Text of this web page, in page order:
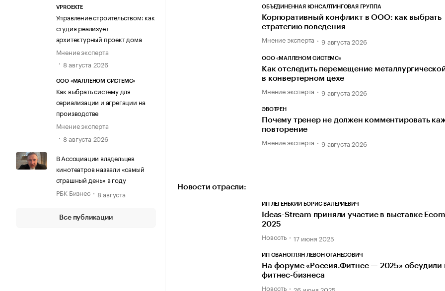
VPROEKTE
Управление строительством: как
студия реализует
архитектурный проект дома
Мнение эксперта
8 августа 2026
ООО «МАЛЛЕНОМ СИСТЕМС»
Как выбрать систему для
сериализации и агрегации на
производстве
Мнение эксперта
8 августа 2026
В Ассоциации владельцев
кинотеатров назвали «самый
страшный день» в году
РБК Бизнес
8 августа
Все публикации
ОБЪЕДИНЕННАЯ КОНСАЛТИНГОВАЯ ГРУППА
Корпоративный конфликт в ООО: как выбрать
стратегию поведения
Мнение эксперта 9 августа 2026
ООО «МАЛЛЕНОМ СИСТЕМС»
Как отследить перемещение
в конвертерном цехе
Мнение эксперта 9 августа 2026
ЭВОТРЕН
Почему тренер не должен комментировать
повторение
Мнение эксперта 9 августа 2026
Новости отрасли:
ИП ЛЕГЕНЬКИЙ БОРИС ВАЛЕРИЕВИЧ
Ideas-Stream приняли участие в выставке
2025
Новость 17 июня 2025
ИП ОВАНОГЛЯН ЛЕВОН ОГАНЕСОВИЧ
На форуме «Россия.Фитнес — 2025» обсудили
фитнес-бизнеса
Новость